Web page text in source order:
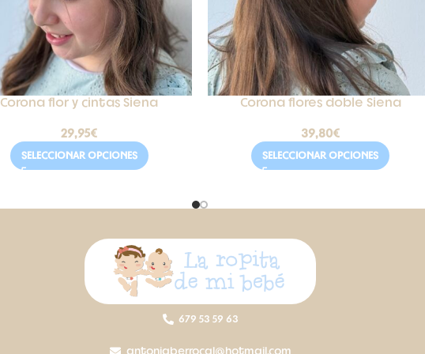
Corona flor y cintas Siena
29,95€
SELECCIONAR OPCIONES
Corona flores doble Siena
39,80€
SELECCIONAR OPCIONES
679 53 59 63
antoniaberrocal@hotmail.com